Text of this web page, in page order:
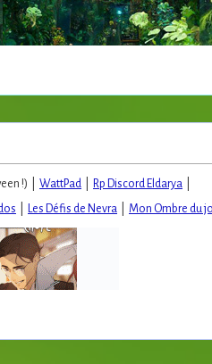
!) | WattPad Rp Discord Eldarya
Les Défis de Nevra Mon Ombre du